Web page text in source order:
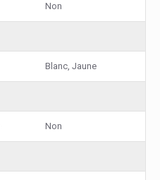
Non
Blanc, Jaune
Non